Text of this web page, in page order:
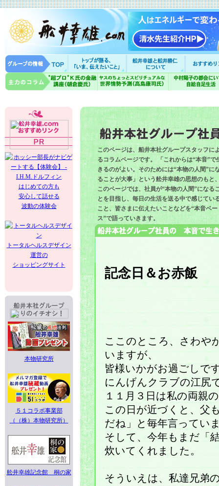
はじめての方も
安心して話せる
波動の体験会
トータルヘルスデザイン
運営の
ショッピングサイト
本物研究所
５１コラボ事業部
（（株）本物研究所）
舩井幸雄記念館 桐の家
このページは、船井本社グループスタッフに
るコラムページです。 「これからは“本音”で
きるのがよい。そのためには“本物の人間”に
ることが大事」という舩井幸雄の思想のもと
このページでは、社員が“本物の人間”になる
とを目指し、毎日の生活を送る中で感じてい
こと、皆さまに伝えたいことなどを“本音ベー
ス”で語っていきます。
記念日＆お赤飯
ここのところ、さわや
いますが、
皆様いかがお過ごしで
にんげんクラブの江尻
１１月３日は私の両親
この日が近づくと、父
だね」と毎年言ってい
そして、今年もまだ「
炊いてくれました。
そういえは、私達兄弟